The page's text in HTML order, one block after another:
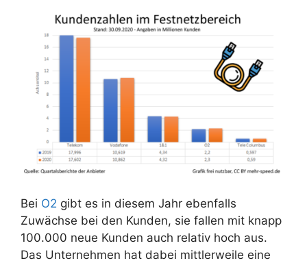
Bei O2 gibt es in diesem Jahr ebenfalls
Zuwächse bei den Kunden, sie fallen mit knapp
100.000 neue Kunden auch relativ hoch aus.
Das Unternehmen hat dabei mittlerweile eine